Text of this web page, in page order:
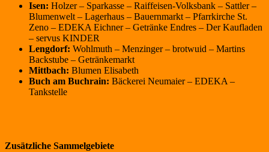
Isen: Holzer – Sparkasse – Raiffeisen-Volksbank – Sattler –
Blumenwelt – Lagerhaus – Bauernmarkt – Pfarrkirche St.
Zeno – EDEKA Eichner – Getränke Endres – Der Kaufladen
– servus KINDER
Lengdorf: Wohlmuth – Menzinger – brotwuid – Martins
Backstube – Getränkemarkt
Mittbach: Blumen Elisabeth
Buch am Buchrain: Bäckerei Neumaier – EDEKA –
Tankstelle
Zusätzliche Sammelgebiete